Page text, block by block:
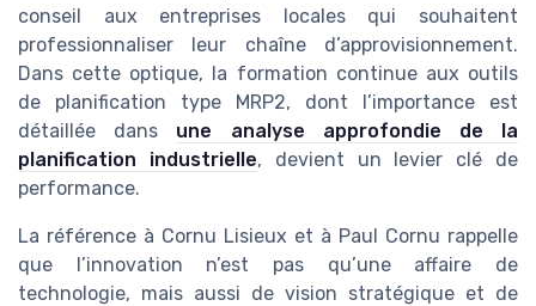
conseil aux entreprises locales qui souhaitent
professionnaliser leur chaîne d’approvisionnement.
Dans cette optique, la formation continue aux outils
de planification type MRP2, dont l’importance est
détaillée dans une analyse approfondie de la
planification industrielle, devient un levier clé de
performance.
La référence à Cornu Lisieux et à Paul Cornu rappelle
que l’innovation n’est pas qu’une affaire de
technologie, mais aussi de vision stratégique et de